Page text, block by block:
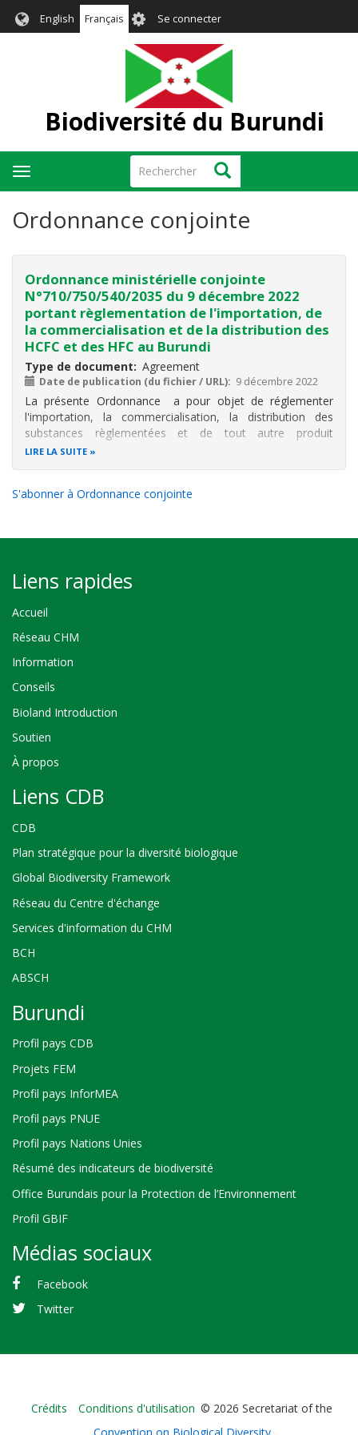
English Français User
account
menu
Se connecter
Biodiversité du Burundi
Rechercher Rechercher
Toggle
navigation
Ordonnance conjointe
Ordonnance ministérielle conjointe
N°710/750/540/2035 du 9 décembre 2022
portant règlementation de l'importation, de
la commercialisation et de la distribution des
HCFC et des HFC au Burundi
Type de document Agreement
Date de publication (du fichier / URL) 9 décembre 2022
La présente Ordonnance a pour objet de réglementer
l'importation, la commercialisation, la distribution des
substances règlementées et de tout autre produit
susceptible d'être utilisé comme réfrigérant et des appareils
LIRE LA SUITE
S'abonner à Ordonnance conjointe
Liens rapides
Accueil
Réseau CHM
Information
Conseils
Bioland Introduction
Soutien
À propos
Liens CDB
CDB
Plan stratégique pour la diversité biologique
Global Biodiversity Framework
Réseau du Centre d'échange
Services d'information du CHM
BCH
ABSCH
Burundi
Profil pays CDB
Projets FEM
Profil pays InforMEA
Profil pays PNUE
Profil pays Nations Unies
Résumé des indicateurs de biodiversité
Office Burundais pour la Protection de l’Environnement
Profil GBIF
Médias sociaux
Facebook
Twitter
Bioland
Crédits Conditions d'utilisation © 2026 Secretariat of the
Convention on Biological Diversity